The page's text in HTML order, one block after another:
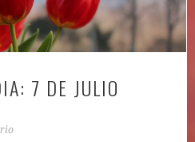
7 DE JULIO